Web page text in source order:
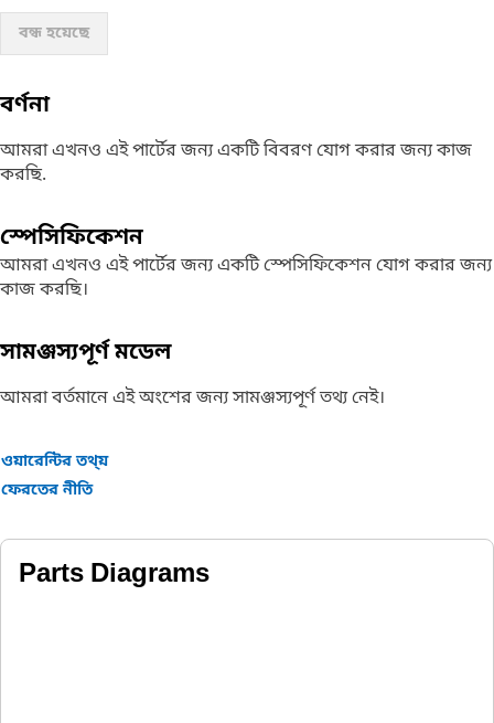
বন্ধ হয়েছে
বর্ণনা
আমরা এখনও এই পার্টের জন্য একটি বিবরণ যোগ করার জন্য কাজ
করছি.
স্পেসিফিকেশন
আমরা এখনও এই পার্টের জন্য একটি স্পেসিফিকেশন যোগ করার জন্য
কাজ করছি।
সামঞ্জস্যপূর্ণ মডেল
আমরা বর্তমানে এই অংশের জন্য সামঞ্জস্যপূর্ণ তথ্য নেই।
ওয়ারেন্টির তথ্য়
ফেরতের নীতি
Parts Diagrams